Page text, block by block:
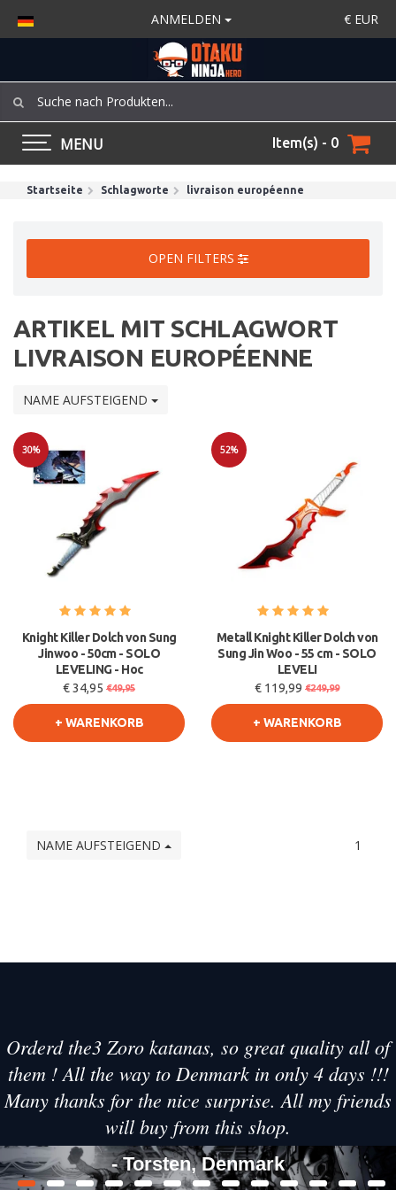
ANMELDEN € EUR
MENU Item(s) - 0
Startseite Schlagworte livraison européenne
OPEN FILTERS
ARTIKEL MIT SCHLAGWORT
LIVRAISON EUROPÉENNE
NAME AUFSTEIGEND
30%
Sale
Knight Killer Dolch von Sung
Jinwoo - 50cm - SOLO
LEVELING - Hoc
€ 34,95 €49,95
+ WARENKORB
52%
Metall Knight Killer Dolch von
Sung Jin Woo - 55 cm - SOLO
LEVELI
€ 119,99 €249,99
+ WARENKORB
NAME AUFSTEIGEND 1
Orderd the3 Zoro katanas, so great quality all of
them ! All the way to Denmark in only 4 days !!!
Many thanks for the nice surprise. All my friends
will buy from this shop.
- Torsten, Denmark